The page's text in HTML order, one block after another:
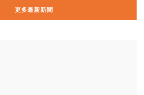
更多最新新聞